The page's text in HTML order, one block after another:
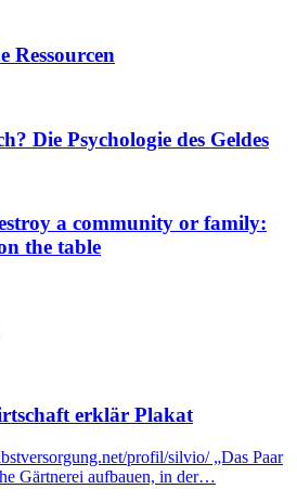
Ressourcen
Die Psychologie des Geldes
a community or family:
the table
erklär Plakat
profil/silvio/ „Das Paar
Gärtnerei aufbauen, in der…